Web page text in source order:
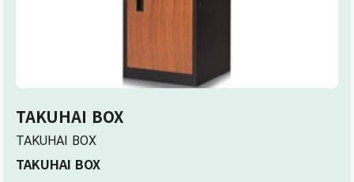
TAKUHAI BOX
TAKUHAI BOX
TAKUHAI BOX